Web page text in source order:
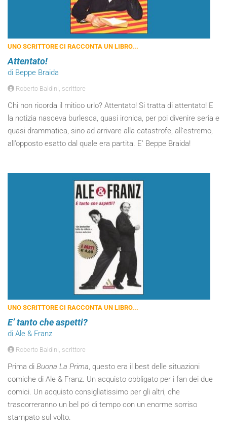
UNO SCRITTORE CI RACCONTA UN LIBRO...
Attentato!
di Beppe Braida
Roberto Baldini, scrittore
Chi non ricorda il mitico urlo? Attentato! Si tratta di attentato! E
la notizia nasceva burlesca, quasi ironica, per poi divenire seria e
quasi drammatica, sino ad arrivare alla catastrofe, all’estremo,
all’opposto esatto dal quale era partita. E’ Beppe Braida!
UNO SCRITTORE CI RACCONTA UN LIBRO...
E’ tanto che aspetti?
di Ale & Franz
Roberto Baldini, scrittore
Prima di Buona La Prima, questo era il best delle situazioni
comiche di Ale & Franz. Un acquisto obbligato per i fan dei due
comici. Un acquisto consigliatissimo per gli altri, che
trascorreranno un bel po’ di tempo con un enorme sorriso
stampato sul volto.